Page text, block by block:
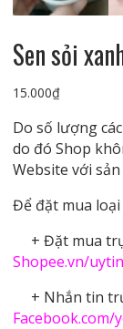
Sen sỏi
15.000₫
Do số lượng
do đó Shop
Website với
Để đặt mua loại
+ Đặt mua
Shopee.vn/
+ Nhắn tin
Facebook.com/